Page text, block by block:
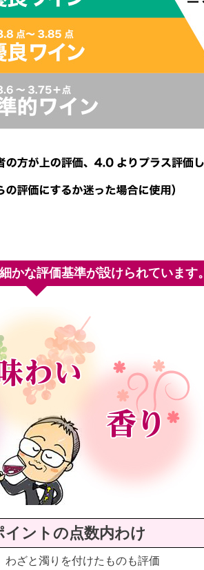
かな評価基準が設けられています。
イントの点数内わけ
わざと濁りを付けたものも評価